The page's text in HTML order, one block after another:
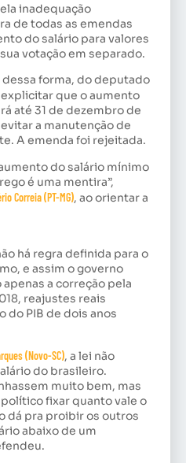
inadequação
de todas as emendas
do salário para valores
votação em separado.
forma, do deputado
que o aumento
até 31 de dezembro de
a manutenção de
A emenda foi rejeitada.
do salário mínimo
é uma mentira”,
Correia (PT-MG), ao orientar a
há regra definida para o
e assim o governo
a correção pela
reajustes reais
do PIB de dois anos
(Novo-SC), a lei não
do brasileiro.
muito bem, mas
político fixar quanto vale o
dá pra proibir os outros
abaixo de um